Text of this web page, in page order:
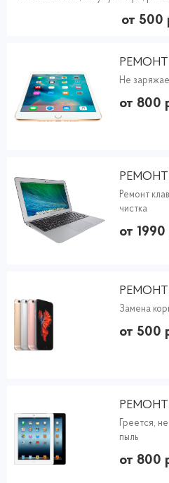
от 500
РЕМОНТ
Не
от 800
РЕМОНТ
Ремонт
чистка
от 1990
Замена
от 500
Греется,
пыль
от 800